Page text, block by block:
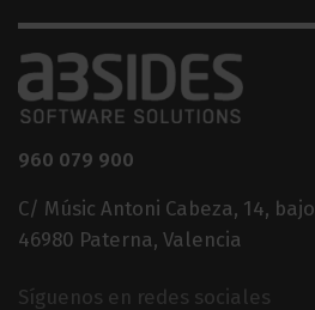
960 079 900
C/ Músic Antoni Cabeza, 14, bajo
46980 Paterna, Valencia
Síguenos en redes sociales